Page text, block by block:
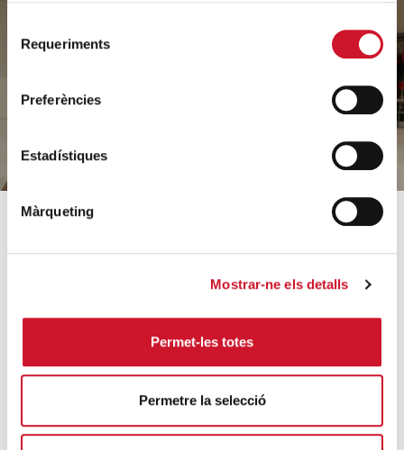
Requeriments
Preferències
Estadístiques
Màrqueting
Mostrar-ne els detalls
Permet-les totes
Permetre la selecció
Orientacions estratègiques
Dades rellevants 2025
Entitats col·laboradores
Coneix els nostres
Ajuda a necessitats